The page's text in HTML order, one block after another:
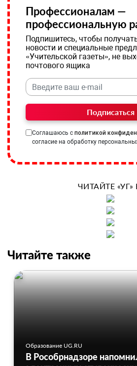
Профессионалам —
профессиональную
Подпишитесь, чтобы
новости и специальные
«Учительской газеты», не
почтового ящика
Подписаться
Соглашаюсь с политикой
согласие на обработку
ЧИТАЙТЕ «УГ»
Читайте также
Образование UG.RU
В Рособрнадзоре